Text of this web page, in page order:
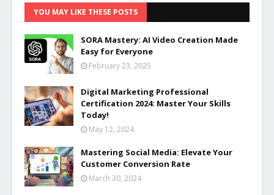
YOU MAY LIKE THESE POSTS
SORA Mastery: AI Video Creation Made
Easy for Everyone
February 23, 2025
Digital Marketing Professional
Certification 2024: Master Your Skills
Today!
May 12, 2024
Mastering Social Media: Elevate Your
Customer Conversion Rate
March 30, 2024